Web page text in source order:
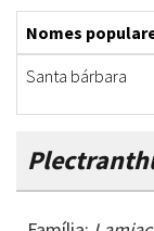
Nomes
Santa bárbara